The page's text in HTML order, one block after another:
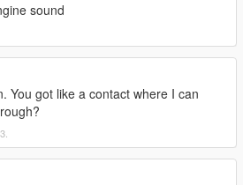
sound
You got like a contact where I can